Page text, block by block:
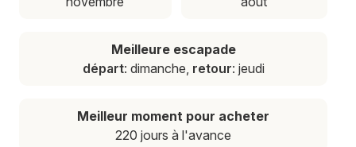
Meilleure escapade
départ: dimanche, retour: jeudi
Meilleur moment pour acheter
220 jours à l'avance